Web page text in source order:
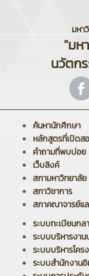
มหา
"มห
นวัตก
ค้นหานักศึกษา
หลักสูตรที่เปิดส
คำถามที่พบบ่อย
เว็บลิงค์
สภามหาวิทยาลัย
สภาวิชาการ
สภาคณาจารย์แ
ระบบทะเบียนกล
ระบบบริหารงา
ระบบบริหารโคร
ระบบสำนักงาน